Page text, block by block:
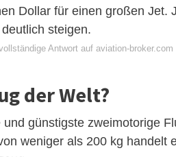
Dollar für einen großen Jet.
steigen.
Antwort auf aviation-broker.com
der Welt?
günstigste zweimotorige
weniger als 200 kg handelt